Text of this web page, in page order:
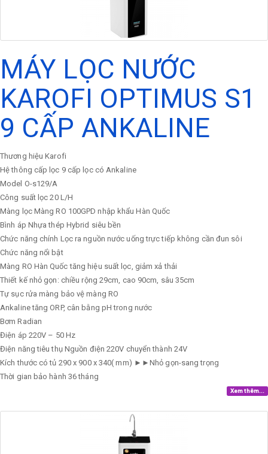
MÁY LỌC NƯỚC
KAROFI OPTIMUS S1
9 CẤP ANKALINE
Thương hiệu Karofi
Hệ thông cấp lọc 9 cấp lọc có Ankaline
Model O-s129/A
Công suất lọc 20 L/H
Màng lọc Màng RO 100GPD nhập khẩu Hàn Quốc
Bình áp Nhựa thép Hybrid siêu bền
Chức năng chính Lọc ra nguồn nước uống trực tiếp không cần đun sôi
Chức năng nổi bật
Màng RO Hàn Quốc tăng hiệu suất lọc, giảm xả thải
Thiết kế nhỏ gọn: chiều rộng 29cm, cao 90cm, sâu 35cm
Tự sục rửa màng bảo vệ màng RO
Ankaline tăng ORP, cân bằng pH trong nước
Bơm Radian
Điện áp 220V – 50 Hz
Điện năng tiêu thụ Nguồn điện 220V chuyển thành 24V
Kích thước có tủ 290 x 900 x 340( mm) ►►Nhỏ gọn-sang trọng
Thời gian bảo hành 36 tháng
Xem thêm...